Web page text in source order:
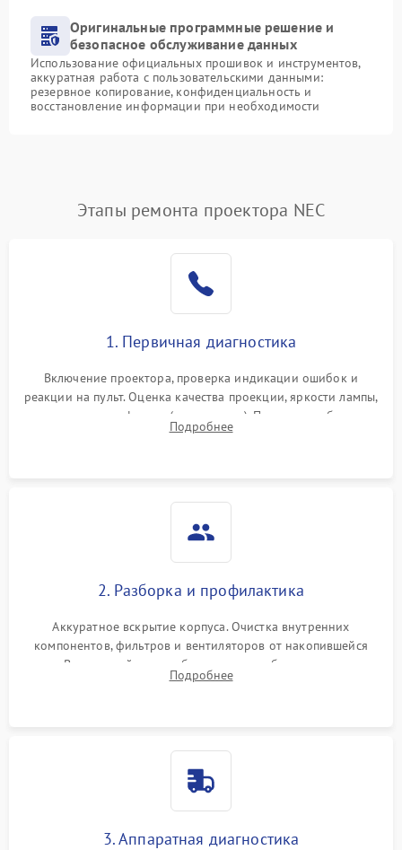
Оригинальные программные решение и
безопасное обслуживание данных
Использование официальных прошивок и инструментов,
аккуратная работа с пользовательскими данными:
резервное копирование, конфиденциальность и
восстановление информации при необходимости
Этапы ремонта проектора NEC
1. Первичная диагностика
Включение проектора, проверка индикации ошибок и
реакции на пульт. Оценка качества проекции, яркости лампы,
наличия артефактов (точки, пятна). Проверка работы
системы охлаждения по уровню шума вентиляторов.
Подробнее
2. Разборка и профилактика
Аккуратное вскрытие корпуса. Очистка внутренних
компонентов, фильтров и вентиляторов от накопившейся
пыли. Визуальный осмотр блока питания, балласта лампы и
материнской платы на наличие прогаров или вздутых
Подробнее
3. Аппаратная диагностика